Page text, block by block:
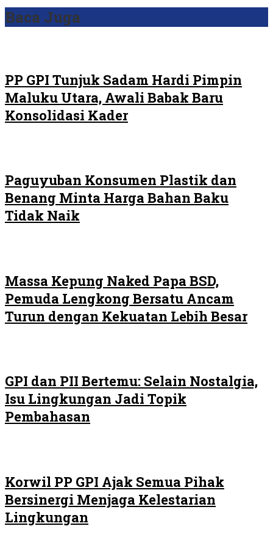
Baca Juga
PP GPI Tunjuk Sadam Hardi Pimpin
Maluku Utara, Awali Babak Baru
Konsolidasi Kader
Paguyuban Konsumen Plastik dan
Benang Minta Harga Bahan Baku
Tidak Naik
Massa Kepung Naked Papa BSD,
Pemuda Lengkong Bersatu Ancam
Turun dengan Kekuatan Lebih Besar
GPI dan PII Bertemu: Selain Nostalgia,
Isu Lingkungan Jadi Topik
Pembahasan
Korwil PP GPI Ajak Semua Pihak
Bersinergi Menjaga Kelestarian
Lingkungan